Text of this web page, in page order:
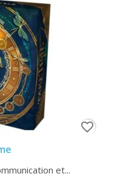
et...
favorite_border